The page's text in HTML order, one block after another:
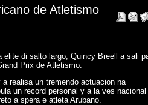
de Atletismo
elite di salto largo, Quincy Breell a sali
Prix de Atletismo.
realisa un tremendo actuacion na
un record personal y a la ves nacional
a spera e atleta Arubano.